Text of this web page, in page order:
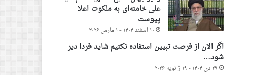
علی خامنه‌ای به ملکوت اعلا
پیوست
۱۰ اسفند ۱۴۰۴ - ۱ مارس ۲۰۲۶
اگر الان از فرصت تبیین استفاده نکنیم شاید فردا دیر
شود…
۲۹ دی ۱۴۰۴ - ۱۹ ژانویه ۲۰۲۶